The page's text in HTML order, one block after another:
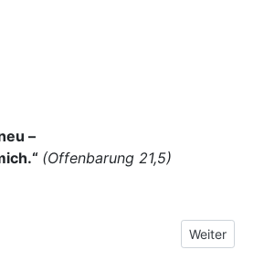
–
(Offenbarung 21,5)
Der Weg durch die VersuchungNächster
Weiter